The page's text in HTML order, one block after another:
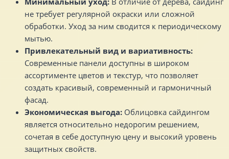
не требует регулярной окраски или сложной
обработки. Уход за ним сводится к периодическому
мытью.
Привлекательный вид и вариативность:
Современные панели доступны в широком
ассортименте цветов и текстур, что позволяет
создать красивый, современный и гармоничный
фасад.
Экономическая выгода: Облицовка сайдингом
является относительно недорогим решением,
сочетая в себе доступную цену и высокий уровень
защитных свойств.